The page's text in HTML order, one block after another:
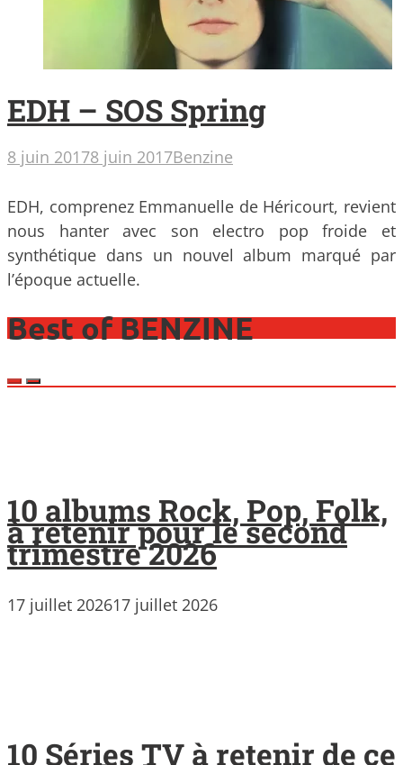
EDH – SOS Spring
8 juin 20178 juin 2017Benzine
EDH, comprenez Emmanuelle de Héricourt, revient
nous hanter avec son electro pop froide et
synthétique dans un nouvel album marqué par
l’époque actuelle.
Best of BENZINE
10 albums Rock, Pop, Folk,
à retenir pour le second
trimestre 2026
17 juillet 202617 juillet 2026
10 Séries TV à retenir de ce